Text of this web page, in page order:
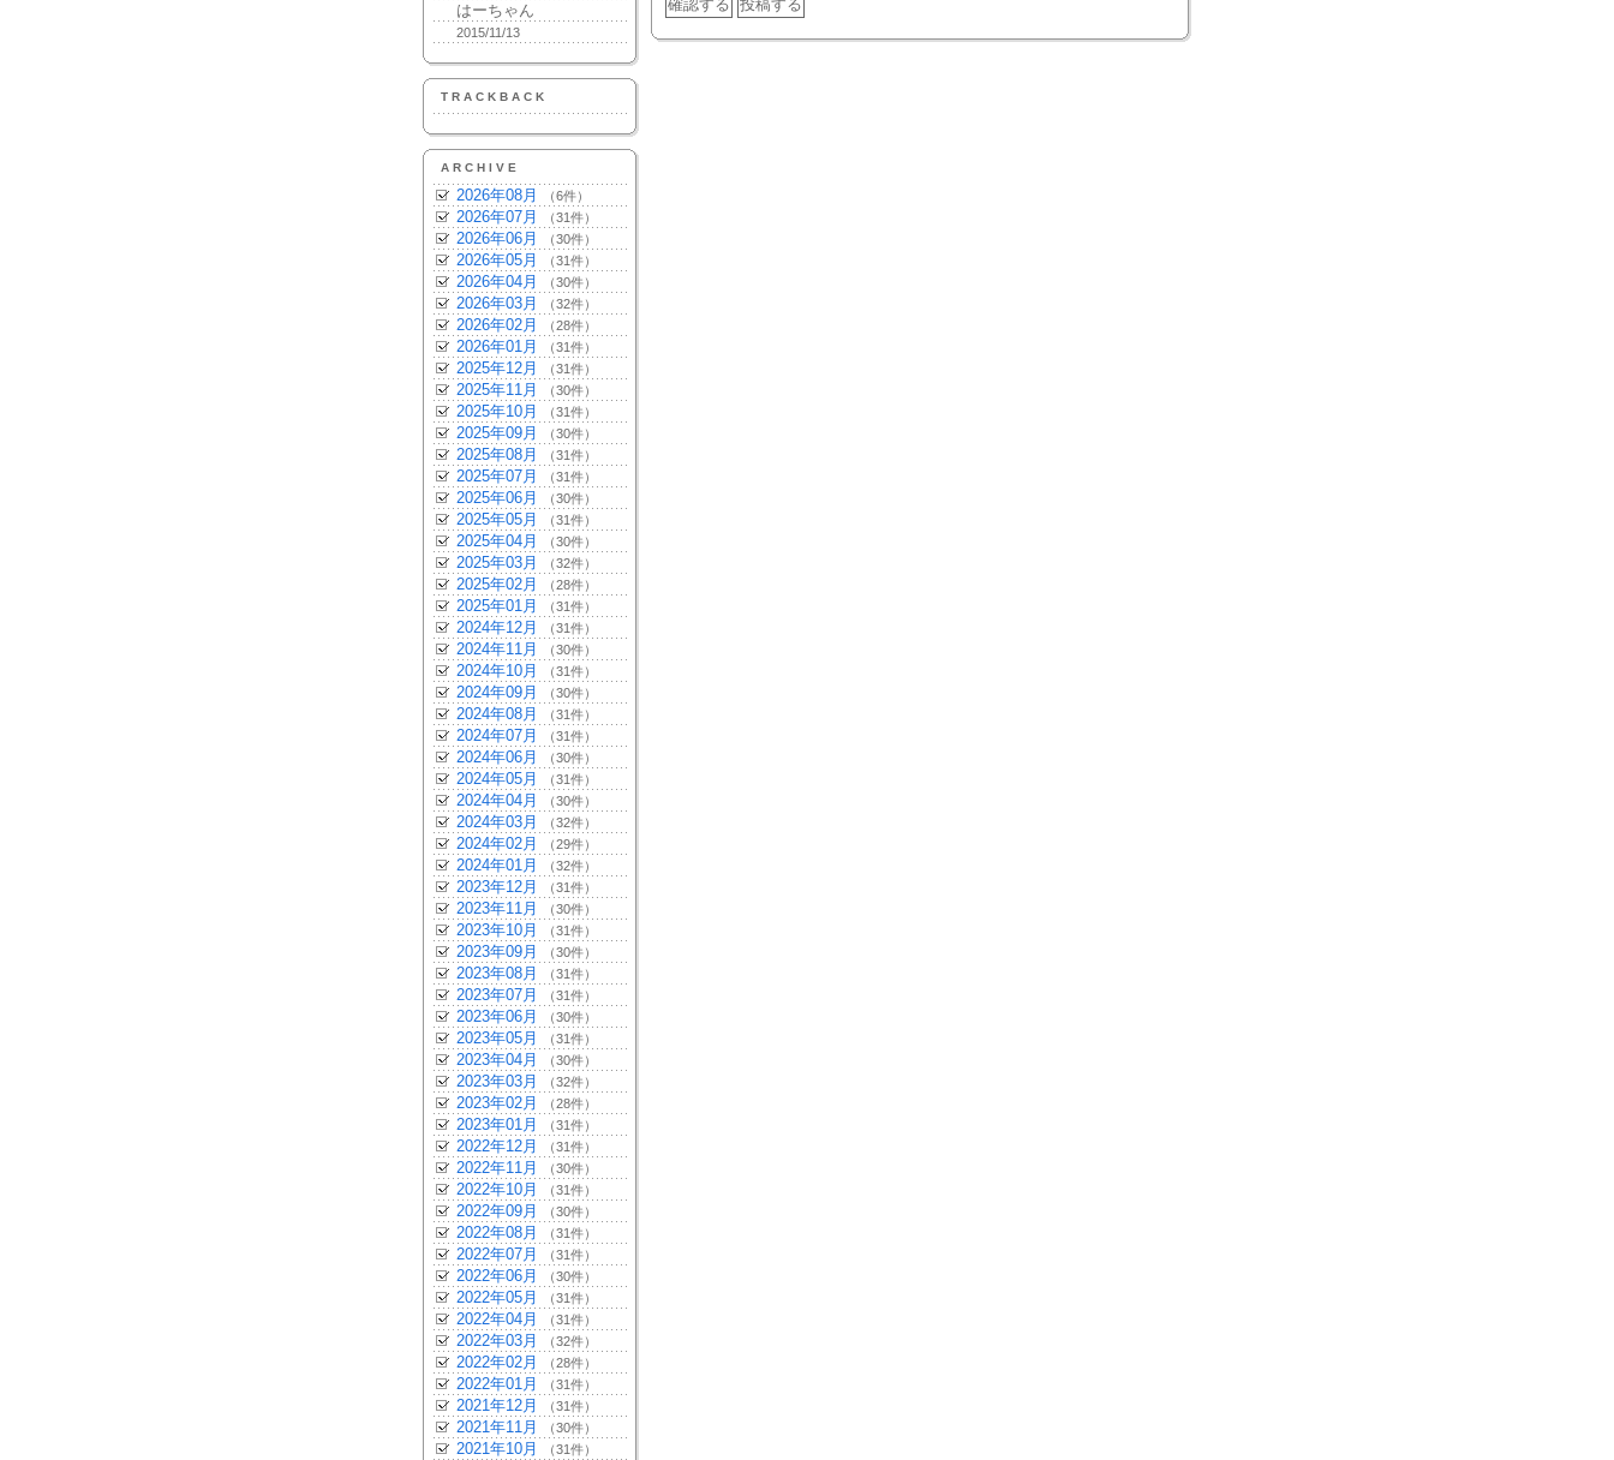
はーちゃん
2015/11/13
TRACKBACK
ARCHIVE
2026年08月 （6件）
2026年07月 （31件）
2026年06月 （30件）
2026年05月 （31件）
2026年04月 （30件）
2026年03月 （32件）
2026年02月 （28件）
2026年01月 （31件）
2025年12月 （31件）
2025年11月 （30件）
2025年10月 （31件）
2025年09月 （30件）
2025年08月 （31件）
2025年07月 （31件）
2025年06月 （30件）
2025年05月 （31件）
2025年04月 （30件）
2025年03月 （32件）
2025年02月 （28件）
2025年01月 （31件）
2024年12月 （31件）
2024年11月 （30件）
2024年10月 （31件）
2024年09月 （30件）
2024年08月 （31件）
2024年07月 （31件）
2024年06月 （30件）
2024年05月 （31件）
2024年04月 （30件）
2024年03月 （32件）
2024年02月 （29件）
2024年01月 （32件）
2023年12月 （31件）
2023年11月 （30件）
2023年10月 （31件）
2023年09月 （30件）
2023年08月 （31件）
2023年07月 （31件）
2023年06月 （30件）
2023年05月 （31件）
2023年04月 （30件）
2023年03月 （32件）
2023年02月 （28件）
2023年01月 （31件）
2022年12月 （31件）
2022年11月 （30件）
2022年10月 （31件）
2022年09月 （30件）
2022年08月 （31件）
2022年07月 （31件）
2022年06月 （30件）
2022年05月 （31件）
2022年04月 （31件）
2022年03月 （32件）
2022年02月 （28件）
2022年01月 （31件）
2021年12月 （31件）
2021年11月 （30件）
2021年10月 （31件）